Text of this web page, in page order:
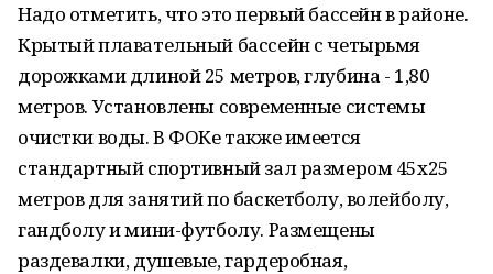
Надо отметить, что это первый бассейн в районе.
Крытый плавательный бассейн с четырьмя
дорожками длиной 25 метров, глубина - 1,80
метров. Установлены современные системы
очистки воды. В ФОКе также имеется
стандартный спортивный зал размером 45х25
метров для занятий по баскетболу, волейболу,
гандболу и мини-футболу. Размещены
раздевалки, душевые, гардеробная,